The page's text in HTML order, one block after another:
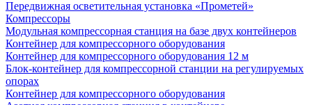
Передвижная осветительная установка «Прометей»
Компрессоры
Модульная компрессорная станция на базе двух контейнеров
Контейнер для компрессорного оборудования
Контейнер для компрессорного оборудования 12 м
Блок-контейнер для компрессорной станции на регулируемых
опорах
Контейнер для компрессорного оборудования